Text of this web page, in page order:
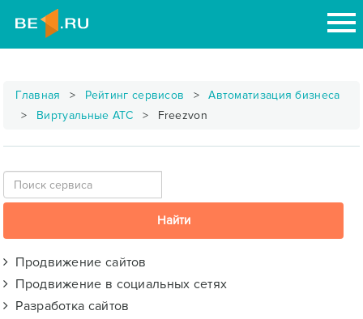
Главная Рейтинг сервисов
Автоматизация бизнеса
Виртуальные АТС
Freezvon
Продвижение сайтов
Продвижение в социальных сетях
Разработка сайтов